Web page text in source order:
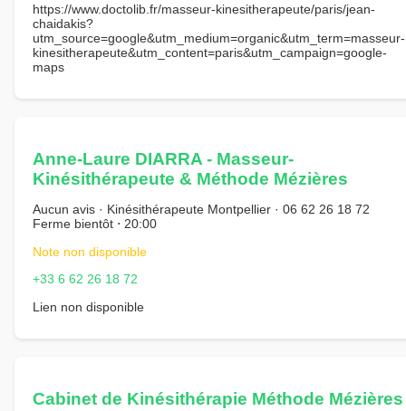
https://www.doctolib.fr/masseur-kinesitherapeute/paris/jean-
chaidakis?
utm_source=google&utm_medium=organic&utm_term=masseur-
kinesitherapeute&utm_content=paris&utm_campaign=google-
maps
Anne-Laure DIARRA - Masseur-
Kinésithérapeute & Méthode Mézières
Aucun avis · Kinésithérapeute Montpellier · 06 62 26 18 72
Ferme bientôt ⋅ 20:00
Note non disponible
+33 6 62 26 18 72
Lien non disponible
Cabinet de Kinésithérapie Méthode Mézières